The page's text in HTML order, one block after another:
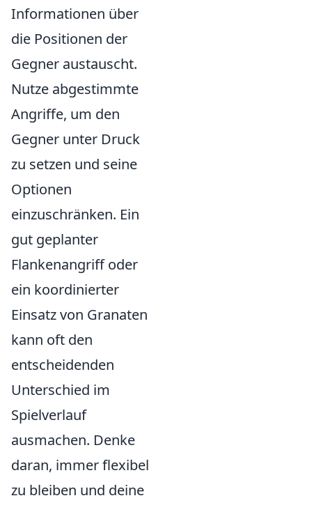
Informationen über
die Positionen der
Gegner austauscht.
Nutze abgestimmte
Angriffe, um den
Gegner unter Druck
zu setzen und seine
Optionen
einzuschränken. Ein
gut geplanter
Flankenangriff oder
ein koordinierter
Einsatz von Granaten
kann oft den
entscheidenden
Unterschied im
Spielverlauf
ausmachen. Denke
daran, immer flexibel
zu bleiben und deine